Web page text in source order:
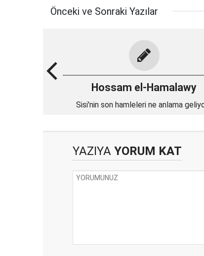
Önceki ve Sonraki Yazılar
Hossam el-Hamalawy
Sisi'nin son hamleleri ne anlama
YAZIYA YORUM KAT